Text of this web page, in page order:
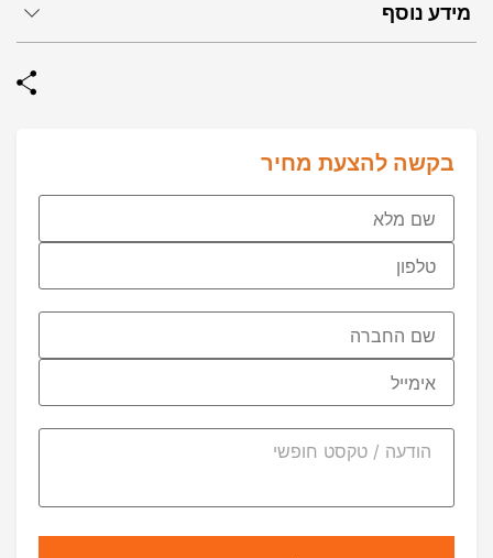
מידע נוסף
בקשה להצעת מחיר